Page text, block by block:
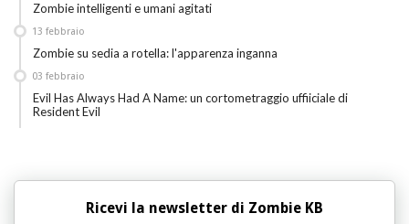
Zombie intelligenti e umani agitati
Zombie su sedia a rotella: l'apparenza inganna
13 febbraio
Evil Has Always Had A Name: un cortometraggio uffiiciale di
Resident Evil
03 febbraio
Ricevi la newsletter di Zombie KB